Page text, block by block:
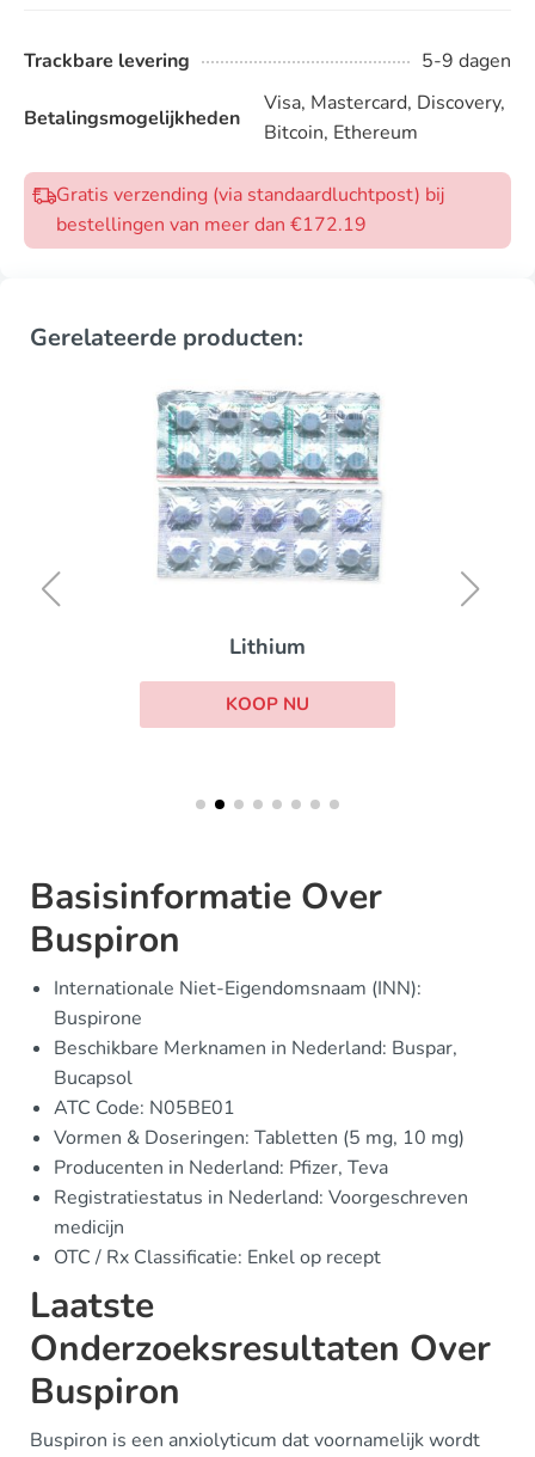
Trackbare levering 5-9 dagen
Betalingsmogelijkheden
Visa, Mastercard, Discovery,
Bitcoin, Ethereum
Gratis verzending (via standaardluchtpost) bij
bestellingen van meer dan €172.19
Gerelateerde producten:
Lithium
KOOP NU
Basisinformatie Over
Buspiron
Internationale Niet-Eigendomsnaam (INN):
Buspirone
Beschikbare Merknamen in Nederland: Buspar,
Bucapsol
ATC Code: N05BE01
Vormen & Doseringen: Tabletten (5 mg, 10 mg)
Producenten in Nederland: Pfizer, Teva
Registratiestatus in Nederland: Voorgeschreven
medicijn
OTC / Rx Classificatie: Enkel op recept
Laatste
Onderzoeksresultaten Over
Buspiron
Buspiron is een anxiolyticum dat voornamelijk wordt